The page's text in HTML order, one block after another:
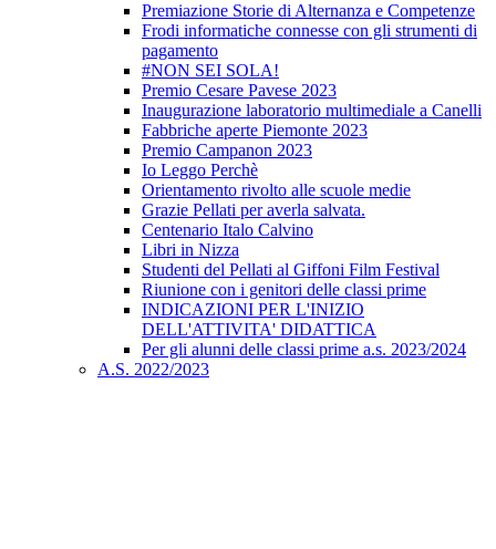
Premiazione Storie di Alternanza e Competenze
Frodi informatiche connesse con gli strumenti di
pagamento
#NON SEI SOLA!
Premio Cesare Pavese 2023
Inaugurazione laboratorio multimediale a Canelli
Fabbriche aperte Piemonte 2023
Premio Campanon 2023
Io Leggo Perchè
Orientamento rivolto alle scuole medie
Grazie Pellati per averla salvata.
Centenario Italo Calvino
Libri in Nizza
Studenti del Pellati al Giffoni Film Festival
Riunione con i genitori delle classi prime
INDICAZIONI PER L'INIZIO
DELL'ATTIVITA' DIDATTICA
Per gli alunni delle classi prime a.s. 2023/2024
A.S. 2022/2023